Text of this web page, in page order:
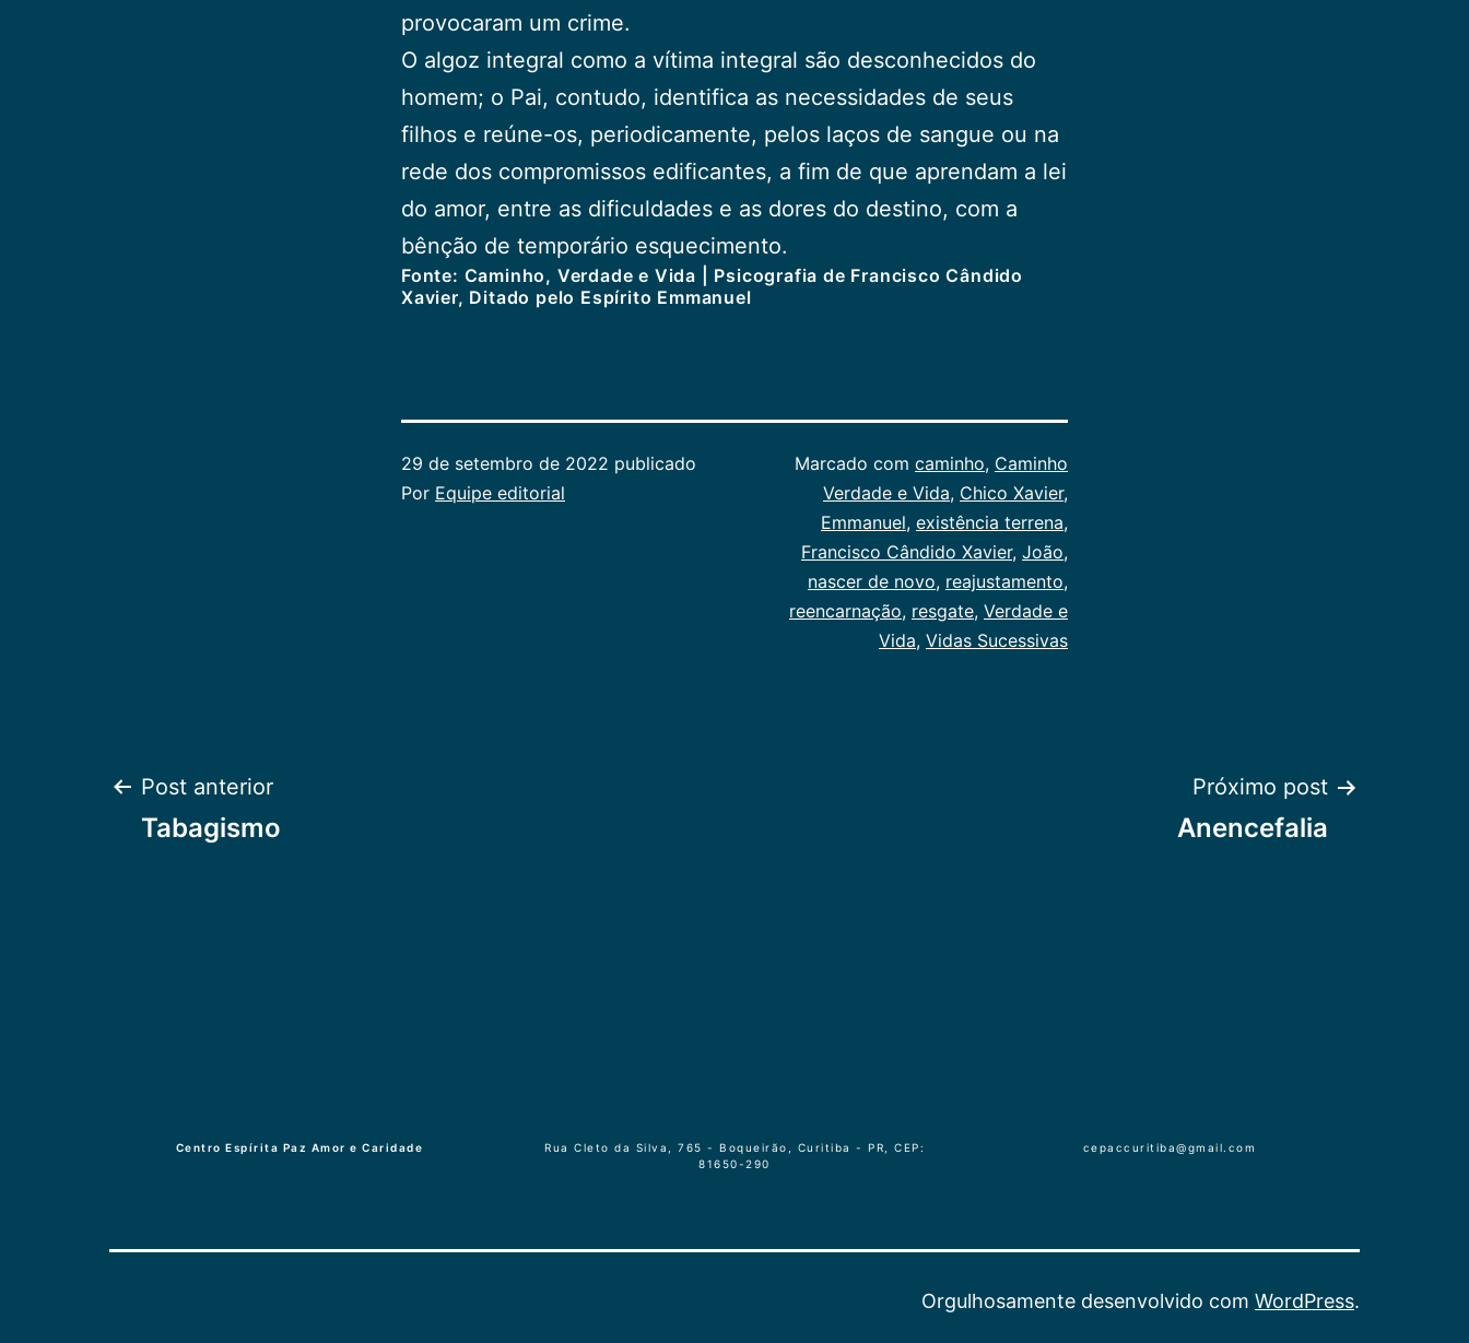
provocaram um crime.
O algoz integral como a vítima integral são desconhecidos do
homem; o Pai, contudo, identifica as necessidades de seus
filhos e reúne-os, periodicamente, pelos laços de sangue ou na
rede dos compromissos edificantes, a fim de que aprendam a lei
do amor, entre as dificuldades e as dores do destino, com a
bênção de temporário esquecimento.
Fonte: Caminho, Verdade e Vida | Psicografia de Francisco Cândido
Xavier, Ditado pelo Espírito Emmanuel
29 de setembro de 2022 publicado
Por Equipe editorial
Categorizado
Publicogeral
Marcado com caminho, Caminho
Verdade e Vida, Chico Xavier,
Emmanuel, existência terrena,
Francisco Cândido Xavier, João,
nascer de novo, reajustamento,
reencarnação, resgate, Verdade e
Vida, Vidas Sucessivas
Navegação
Post anterior
Tabagismo
Próximo post
Anencefalia
Centro Espírita Paz Amor e Caridade
Rua Cleto da Silva, 765 - Boqueirão, Curitiba - PR, CEP:
81650-290
cepaccuritiba@gmail.com
Orgulhosamente desenvolvido com WordPress.